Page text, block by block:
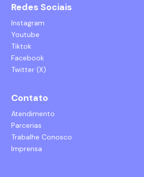
Redes Sociais
Instagram
Youtube
Tiktok
Facebook
Twitter (X)
Contato
Atendimento
Parcerias
Trabalhe Conosco
Imprensa